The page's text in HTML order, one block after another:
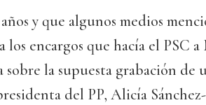
y que algunos medios
los encargos que hacía el PSC
sobre la supuesta grabación de
del PP, Alicía